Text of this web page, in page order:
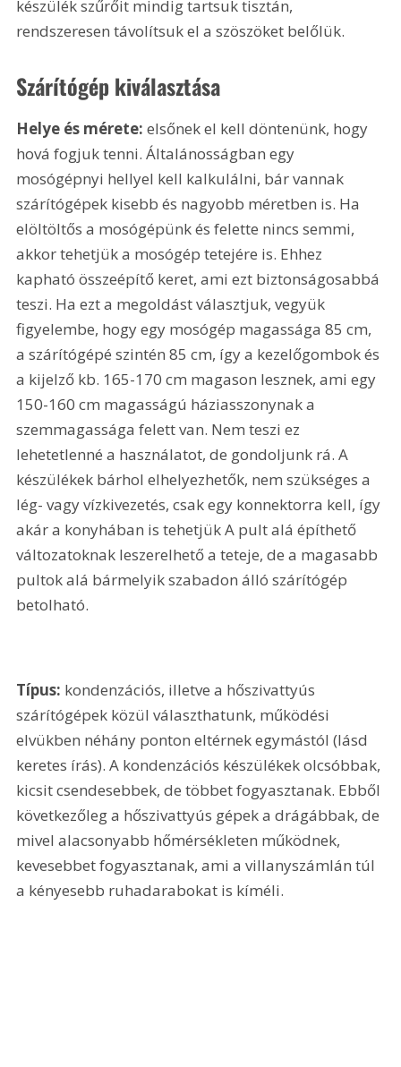
készülék szűrőit mindig tartsuk tisztán,
rendszeresen távolítsuk el a szöszöket belőlük.
Szárítógép kiválasztása
Helye és mérete: elsőnek el kell döntenünk, hogy
hová fogjuk tenni. Általánosságban egy
mosógépnyi hellyel kell kalkulálni, bár vannak
szárítógépek kisebb és nagyobb méretben is. Ha
elöltöltős a mosógépünk és felette nincs semmi,
akkor tehetjük a mosógép tetejére is. Ehhez
kapható összeépítő keret, ami ezt biztonságosabbá
teszi. Ha ezt a megoldást választjuk, vegyük
figyelembe, hogy egy mosógép magassága 85 cm,
a szárítógépé szintén 85 cm, így a kezelőgombok és
a kijelző kb. 165-170 cm magason lesznek, ami egy
150-160 cm magasságú háziasszonynak a
szemmagassága felett van. Nem teszi ez
lehetetlenné a használatot, de gondoljunk rá. A
készülékek bárhol elhelyezhetők, nem szükséges a
lég- vagy vízkivezetés, csak egy konnektorra kell, így
akár a konyhában is tehetjük A pult alá építhető
változatoknak leszerelhető a teteje, de a magasabb
pultok alá bármelyik szabadon álló szárítógép
betolható.
Típus: kondenzációs, illetve a hőszivattyús
szárítógépek közül választhatunk, működési
elvükben néhány ponton eltérnek egymástól (lásd
keretes írás). A kondenzációs készülékek olcsóbbak,
kicsit csendesebbek, de többet fogyasztanak. Ebből
következőleg a hőszivattyús gépek a drágábbak, de
mivel alacsonyabb hőmérsékleten működnek,
kevesebbet fogyasztanak, ami a villanyszámlán túl
a kényesebb ruhadarabokat is kíméli.